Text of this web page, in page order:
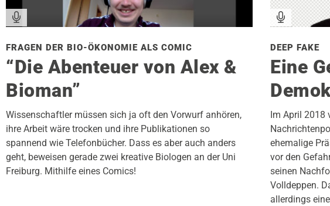
FRAGEN DER BIO-ÖKONOMIE ALS COMIC
“Die Abenteuer von Alex &
Bioman”
Wissenschaftler müssen sich ja oft den Vorwurf anhören,
ihre Arbeit wäre trocken und ihre Publikationen so
spannend wie Telefonbücher. Dass es aber auch anders
geht, beweisen gerade zwei kreative Biologen an der Uni
Freiburg. Mithilfe eines Comics!
DEEP FAKE
Eine
Im April
ehemalige
vor den
seinen
Volldeppen.
allerdings